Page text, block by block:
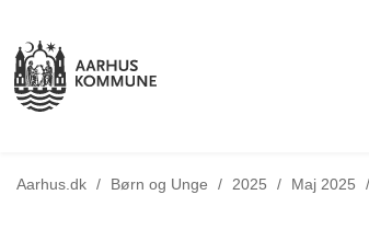
Aarhus.dk / Børn og Unge / 2025 / Tilbage til
Maj 2025 /